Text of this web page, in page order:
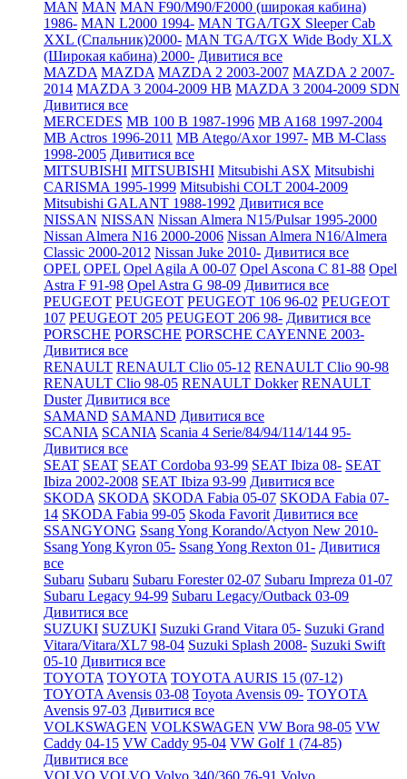
MAN MAN MAN F90/M90/F2000 (широкая кабина)
1986- MAN L2000 1994- MAN TGA/TGX Sleeper Cab
XXL (Спальник)2000- MAN TGA/TGX Wide Body XLX
(Широкая кабина) 2000- Дивитися все
MAZDA MAZDA MAZDA 2 2003-2007 MAZDA 2 2007-
2014 MAZDA 3 2004-2009 HB MAZDA 3 2004-2009 SDN
Дивитися все
MERCEDES MB 100 B 1987-1996 MB A168 1997-2004
MB Actros 1996-2011 MB Atego/Axor 1997- MB M-Class
1998-2005 Дивитися все
MITSUBISHI MITSUBISHI Mitsubishi ASX Mitsubishi
CARISMA 1995-1999 Mitsubishi COLT 2004-2009
Mitsubishi GALANT 1988-1992 Дивитися все
NISSAN NISSAN Nissan Almera N15/Pulsar 1995-2000
Nissan Almera N16 2000-2006 Nissan Almera N16/Almera
Classic 2000-2012 Nissan Juke 2010- Дивитися все
OPEL OPEL Opel Agila A 00-07 Opel Ascona C 81-88 Opel
Astra F 91-98 Opel Astra G 98-09 Дивитися все
PEUGEOT PEUGEOT PEUGEOT 106 96-02 PEUGEOT
107 PEUGEOT 205 PEUGEOT 206 98- Дивитися все
PORSCHE PORSCHE PORSCHE CAYENNE 2003-
Дивитися все
RENAULT RENAULT Clio 05-12 RENAULT Clio 90-98
RENAULT Clio 98-05 RENAULT Dokker RENAULT
Duster Дивитися все
SAMAND SAMAND Дивитися все
SCANIA SCANIA Scania 4 Serie/84/94/114/144 95-
Дивитися все
SEAT SEAT SEAT Cordoba 93-99 SEAT Ibiza 08- SEAT
Ibiza 2002-2008 SEAT Ibiza 93-99 Дивитися все
SKODA SKODA SKODA Fabia 05-07 SKODA Fabia 07-
14 SKODA Fabia 99-05 Skoda Favorit Дивитися все
SSANGYONG Ssang Yong Korando/Actyon New 2010-
Ssang Yong Kyron 05- Ssang Yong Rexton 01- Дивитися
все
Subaru Subaru Subaru Forester 02-07 Subaru Impreza 01-07
Subaru Legacy 94-99 Subaru Legacy/Outback 03-09
Дивитися все
SUZUKI SUZUKI Suzuki Grand Vitara 05- Suzuki Grand
Vitara/Vitara/XL7 98-04 Suzuki Splash 2008- Suzuki Swift
05-10 Дивитися все
TOYOTA TOYOTA TOYOTA AURIS 15 (07-12)
TOYOTA Avensis 03-08 Toyota Avensis 09- TOYOTA
Avensis 97-03 Дивитися все
VOLKSWAGEN VOLKSWAGEN VW Bora 98-05 VW
Caddy 04-15 VW Caddy 95-04 VW Golf 1 (74-85)
Дивитися все
VOLVO VOLVO Volvo 340/360 76-91 Volvo